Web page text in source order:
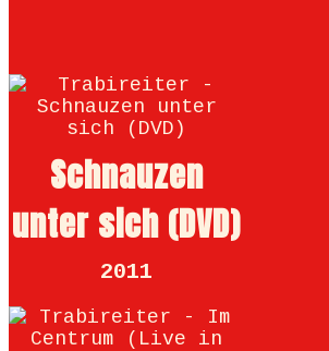
Schnauzen
unter sich (DVD)
2011